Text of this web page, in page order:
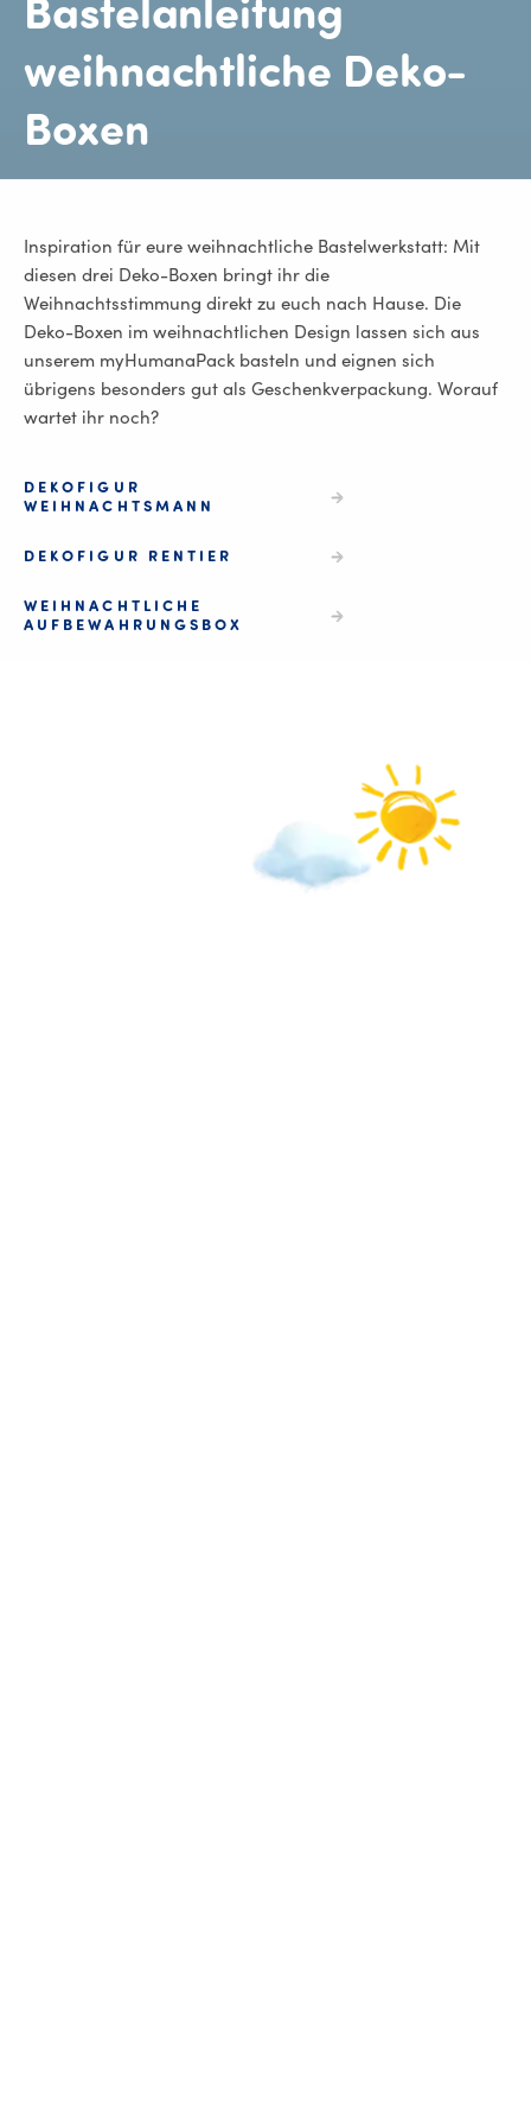
Bastelanleitung
weihnachtliche Deko-
Boxen
Inspiration für eure weihnachtliche Bastelwerkstatt: Mit
diesen drei Deko-Boxen bringt ihr die
Weihnachtsstimmung direkt zu euch nach Hause. Die
Deko-Boxen im weihnachtlichen Design lassen sich aus
unserem myHumanaPack basteln und eignen sich
übrigens besonders gut als Geschenkverpackung. Worauf
wartet ihr noch?
DEKOFIGUR
WEIHNACHTSMANN
DEKOFIGUR RENTIER
WEIHNACHTLICHE
AUFBEWAHRUNGSBOX